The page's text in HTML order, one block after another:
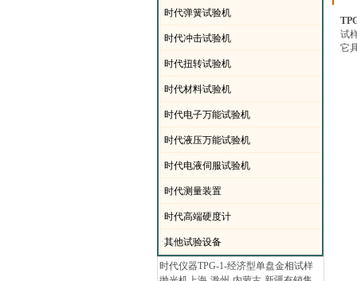
·时代弹簧试验机
·时代冲击试验机
·时代扭转试验机
·时代材料试验机
·时代电子万能试验机
·时代液压万能试验机
·时代电液伺服试验机
·时代测量装置
·时代高端硬度计
·其他试验设备
时代仪器TPG-1-经济型单盘金相试样
试
它